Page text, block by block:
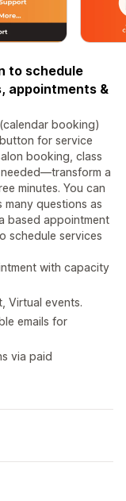
to schedule
appointments &
booking)
for service
booking, class
a
minutes. You can
questions as
based appointment
schedule services
with capacity
Virtual events.
emails for
via paid